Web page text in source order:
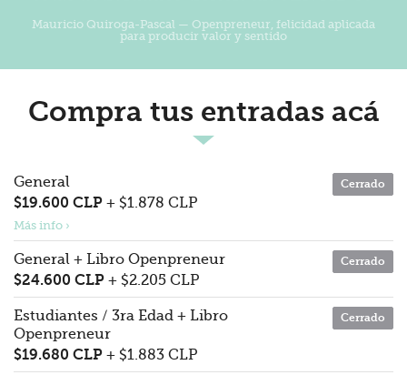
Mauricio Quiroga-Pascal — Openpreneur, felicidad aplicada
para producir valor y sentido
Compra tus entradas acá
General
$19.600 CLP + $1.878 CLP
Más info ›
Cerrado
General + Libro Openpreneur
$24.600 CLP + $2.205 CLP
Cerrado
Estudiantes / 3ra Edad + Libro
Openpreneur
$19.680 CLP + $1.883 CLP
Cerrado